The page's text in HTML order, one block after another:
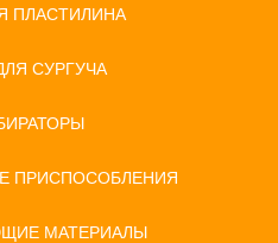
ПЛАСТИЛИНА
СУРГУЧА
ПРИСПОСОБЛЕНИЯ
МАТЕРИАЛЫ